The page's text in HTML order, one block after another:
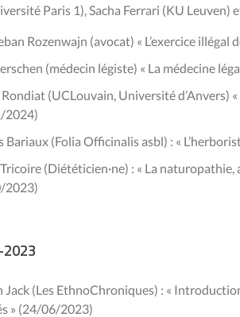
Paris 1), Sacha Ferrari (KU Leuven)
Rozenwajn (avocat) « L’exercice
(médecin légiste) « La médecine
(UCLouvain, Université d’Anvers)
2024)
Bariaux (Folia Officinalis asbl) : «
(Diététicien·ne) : « La
2023)
Jack (Les EthnoChroniques) : «
» (24/06/2023)